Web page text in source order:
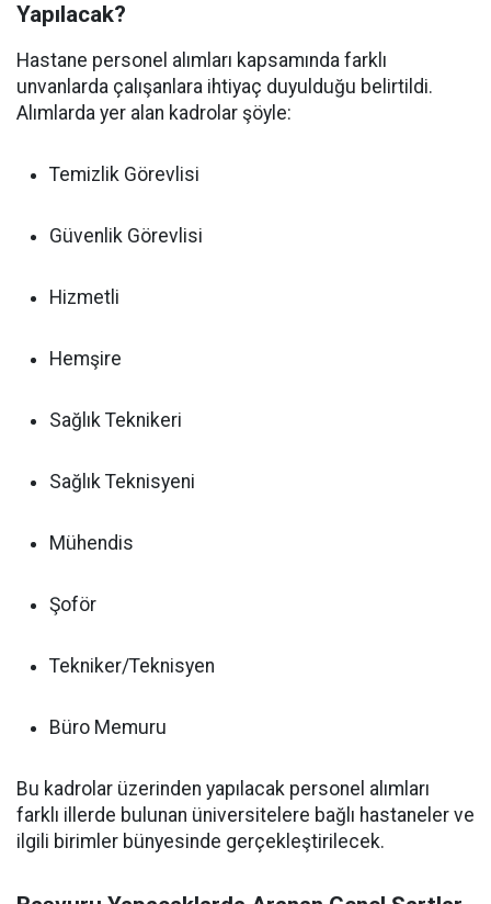
Yapılacak?
Hastane personel alımları kapsamında farklı
unvanlarda çalışanlara ihtiyaç duyulduğu belirtildi.
Alımlarda yer alan kadrolar şöyle:
Temizlik Görevlisi
Güvenlik Görevlisi
Hizmetli
Hemşire
Sağlık Teknikeri
Sağlık Teknisyeni
Mühendis
Şoför
Tekniker/Teknisyen
Büro Memuru
Bu kadrolar üzerinden yapılacak personel alımları
farklı illerde bulunan üniversitelere bağlı hastaneler ve
ilgili birimler bünyesinde gerçekleştirilecek.